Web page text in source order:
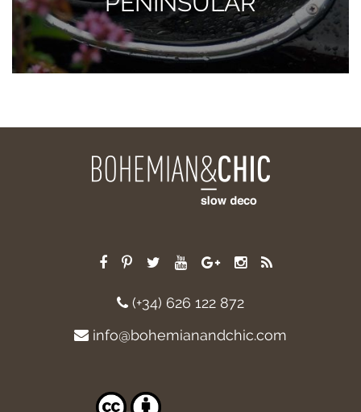
(+34) 626 122 872
info@bohemianandchic.com